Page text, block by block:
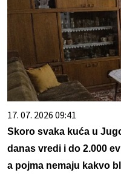
17. 07. 2026 09:41
Skoro svaka kuća u
danas vredi i do 2.000
a pojma nemaju kakvo